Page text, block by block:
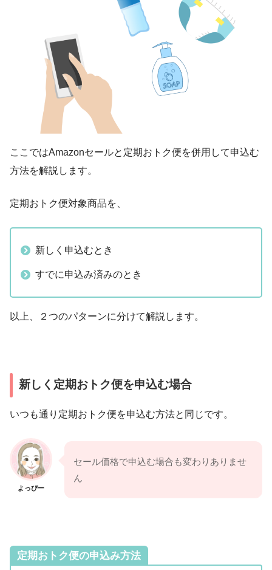
ここではAmazonセールと定期おトク便を併用して申込む
方法を解説します。
定期おトク便対象商品を、
新しく申込むとき
すでに申込み済みのとき
以上、２つのパターンに分けて解説します。
新しく定期おトク便を申込む場合
いつも通り定期おトク便を申込む方法と同じです。
よっぴー
セール価格で申込む場合も変わりありませ
ん
定期おトク便の申込み方法